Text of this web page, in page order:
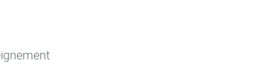
différents aspects épidémiologiques, sémiologiques,
et tropicales